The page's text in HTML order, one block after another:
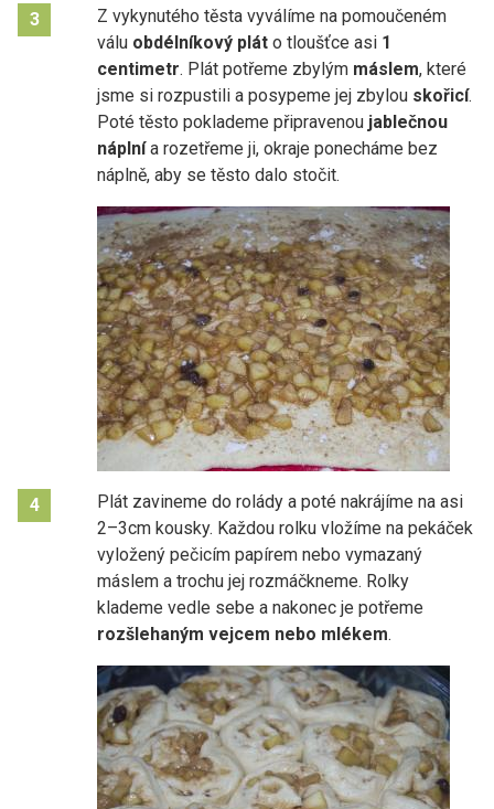
3
Z vykynutého těsta vyválíme na pomoučeném
válu obdélníkový plát o tloušťce asi 1
centimetr. Plát potřeme zbylým máslem, které
jsme si rozpustili a posypeme jej zbylou skořicí.
Poté těsto poklademe připravenou jablečnou
náplnía rozetřeme ji, okraje ponecháme bez
náplně, aby se těsto dalo stočit.
4
Plát zavineme do rolády a poté nakrájíme na asi
2–3cm kousky. Každou rolku vložíme na pekáček
vyložený pečicím papírem nebo vymazaný
máslem a trochu jej rozmáčkneme. Rolky
klademe vedle sebe a nakonec je potřeme
rozšlehaným vejcem nebo mlékem.